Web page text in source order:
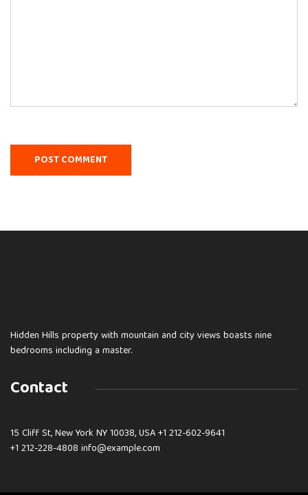
Hidden Hills property with mountain and city views boasts nine
bedrooms including a master.
Contact
15 Cliff St, New York NY 10038, USA+1 212-602-9641
+1 212-228-4808 info@example.com